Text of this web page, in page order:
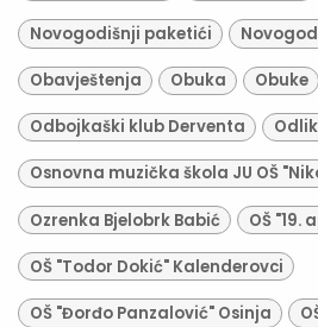
Novogodišnji paketići
Obavještenja Obuka Obuke
Odbojkaški klub Derventa
Osnovna muzička škola JU OŠ
Ozrenka Bjelobrk Babić OŠ "19.
OŠ "Todor Dokić" Kalenderovci
OŠ "Đorđo Panzalović" Osinja